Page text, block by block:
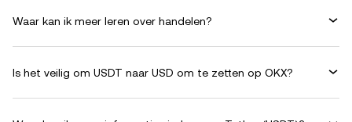
Waar kan ik meer leren over handelen?
Is het veilig om USDT naar USD om te zetten op OKX?